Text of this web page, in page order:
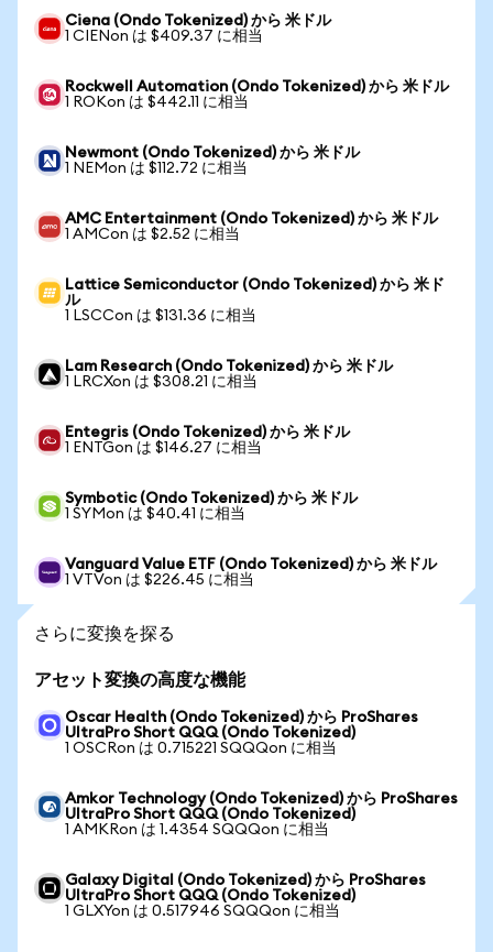
Ciena (Ondo Tokenized) から 米ドル
1 CIENon は $409.37 に相当
Rockwell Automation (Ondo Tokenized) から 米ドル
1 ROKon は $442.11 に相当
Newmont (Ondo Tokenized) から 米ドル
1 NEMon は $112.72 に相当
AMC Entertainment (Ondo Tokenized) から 米ドル
1 AMCon は $2.52 に相当
Lattice Semiconductor (Ondo Tokenized) から 米ド
ル
1 LSCCon は $131.36 に相当
Lam Research (Ondo Tokenized) から 米ドル
1 LRCXon は $308.21 に相当
Entegris (Ondo Tokenized) から 米ドル
1 ENTGon は $146.27 に相当
Symbotic (Ondo Tokenized) から 米ドル
1 SYMon は $40.41 に相当
Vanguard Value ETF (Ondo Tokenized) から 米ドル
1 VTVon は $226.45 に相当
さらに変換を探る
アセット変換の高度な機能
Oscar Health (Ondo Tokenized) から ProShares
UltraPro Short QQQ (Ondo Tokenized)
1 OSCRon は 0.715221 SQQQon に相当
Amkor Technology (Ondo Tokenized) から ProShares
UltraPro Short QQQ (Ondo Tokenized)
1 AMKRon は 1.4354 SQQQon に相当
Galaxy Digital (Ondo Tokenized) から ProShares
UltraPro Short QQQ (Ondo Tokenized)
1 GLXYon は 0.517946 SQQQon に相当